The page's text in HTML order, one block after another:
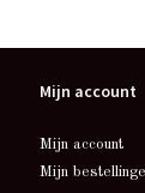
Mijn account
Mijn account
Mijn